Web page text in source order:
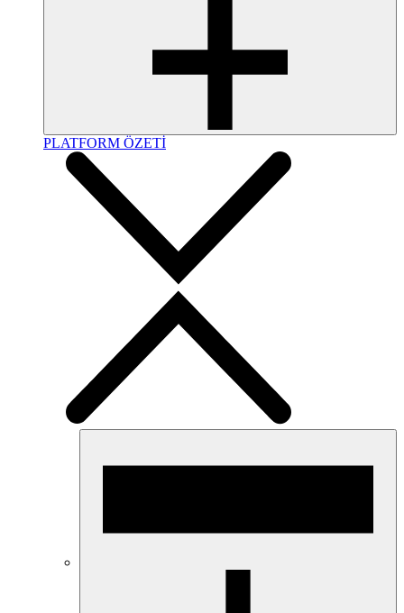
PLATFORM ÖZETİ